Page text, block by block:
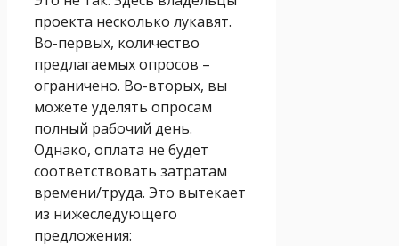
проекта несколько лукавят.
Во-первых, количество
предлагаемых опросов –
ограничено. Во-вторых, вы
можете уделять опросам
полный рабочий день.
Однако, оплата не будет
соответствовать затратам
времени/труда. Это вытекает
из нижеследующего
предложения: